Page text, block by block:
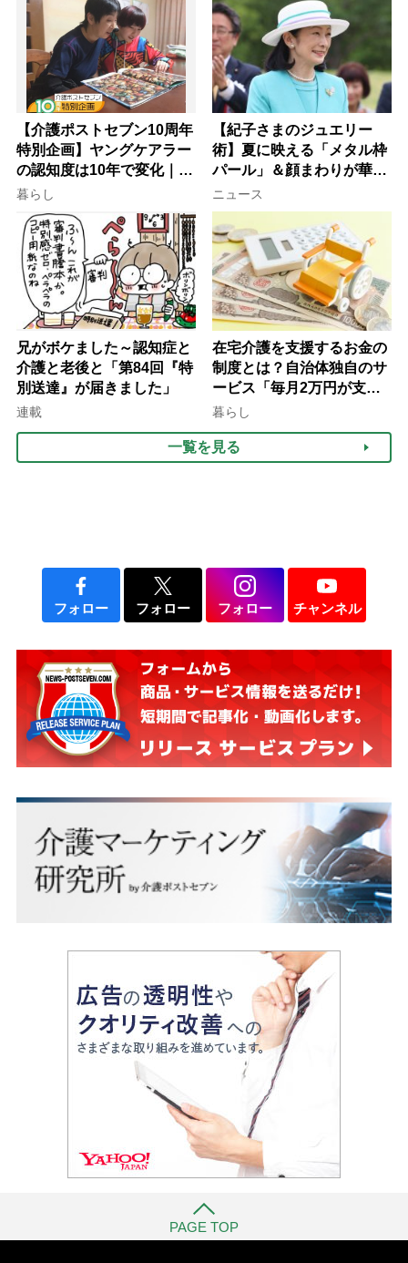
【介護ポストセブン10周年
特別企画】ヤングケアラー
の認知度は10年で変化｜流
行語大賞にノミネート、法
律にも明記されたが果たし
て現在は？
暮らし
【紀子さまのジュエリー
術】夏に映える「メタル枠
パール」＆顔まわりが華や
ぐ「揺れる一粒」の使い分
け方
ニュース
兄がボケました～認知症と
介護と老後と「第84回『特
別送達』が届きました」
連載
在宅介護を支援するお金の
制度とは？自治体独自のサ
ービス「毎月2万円が支給
される」ケースも【FP解
暮らし
一覧を見る
フォロー フォロー フォロー チャンネル
PAGE TOP